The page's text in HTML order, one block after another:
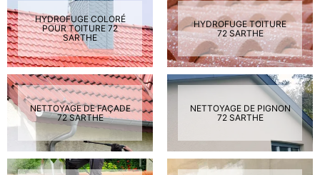
HYDROFUGE COLORÉ
POUR TOITURE 72
SARTHE
HYDROFUGE TOITURE
72 SARTHE
NETTOYAGE DE FAÇADE
72 SARTHE
NETTOYAGE DE PIGNON
72 SARTHE